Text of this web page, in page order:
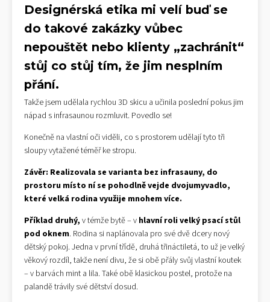
Designérská etika mi velí buď se
do takové zakázky vůbec
nepouštět nebo klienty „zachránit“
stůj co stůj tím, že jim nesplním
přání.
Takže jsem udělala rychlou 3D skicu a učinila poslední pokus jim
nápad s infrasaunou rozmluvit. Povedlo se!
Konečně na vlastní oči viděli, co s prostorem udělají tyto tři
sloupy vytažené téměř ke stropu.
Závěr: Realizovala se varianta bez infrasauny, do
prostoru místo ní se pohodlně vejde dvojumyvadlo,
které velká rodina využije mnohem více.
Příklad druhý, v témže bytě – v hlavní roli velký psací stůl
pod oknem. Rodina si naplánovala pro své dvě dcery nový
dětský pokoj. Jedna v první třídě, druhá třináctiletá, to už je velký
věkový rozdíl, takže není divu, že si obě přály svůj vlastní koutek
– v barvách mint a lila. Také obě klasickou postel, protože na
palandě trávily své dětství dosud.